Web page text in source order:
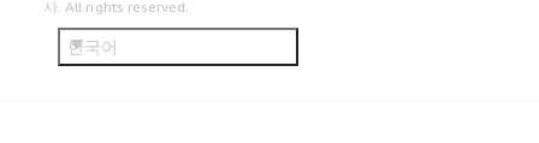
사. All rights reserved.
한국어